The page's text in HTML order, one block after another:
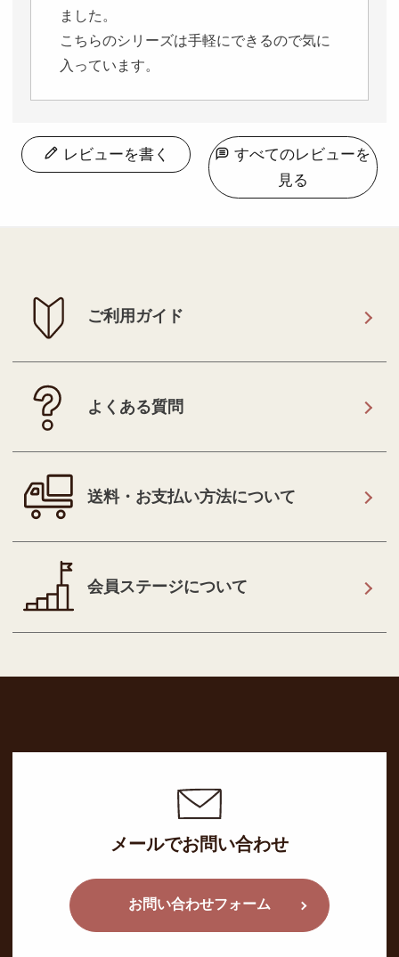
ました。
こちらのシリーズは手軽にできるので気に
入っています。
すべてのレビューを
見る
レビューを書く
ご利用ガイド
よくある質問
送料・お支払い方法について
会員ステージについて
メールでお問い合わせ
お問い合わせフォーム